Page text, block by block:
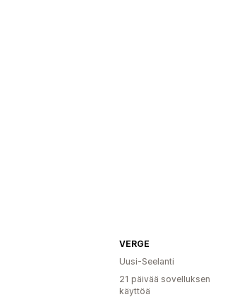
VERGE
Uusi-Seelanti
21 päivää sovelluksen
käyttöä